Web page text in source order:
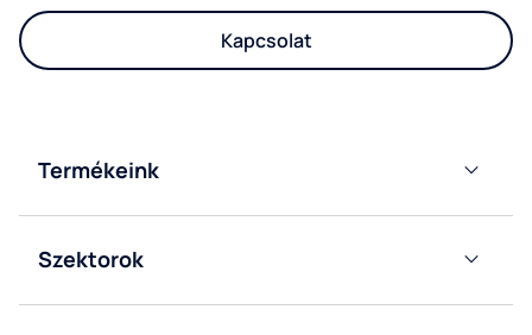
Kapcsolat
Termékeink
Ballonos
Hálózati
vízadagolóinkat
Szektorok
Iroda